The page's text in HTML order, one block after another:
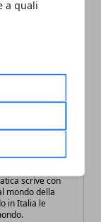
a quali
arrivo entro fine
scrive con
mondo della
in Italia le